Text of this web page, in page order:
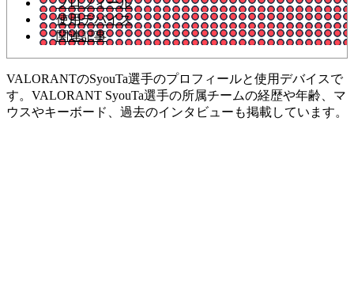
使用デバイス
関連記事
VALORANTのSyouTa選手のプロフィールと使用デバイスで
す。VALORANT SyouTa選手の所属チームの経歴や年齢、マ
ウスやキーボード、過去のインタビューも掲載しています。